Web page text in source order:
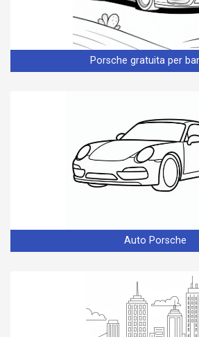
Porsche gratuita per
Auto Porsche